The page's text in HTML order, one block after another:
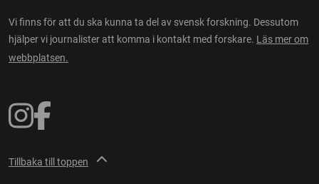
Vi finns för att du ska kunna ta del av svensk forskning. Dessutom
hjälper vi journalister att komma i kontakt med forskare. Läs mer om
webbplatsen.
Tillbaka till toppen